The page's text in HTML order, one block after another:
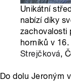
Unikátní
nabízí díky
zachovalosti
horníků v
Strejčková,
Do dolu Jeroným